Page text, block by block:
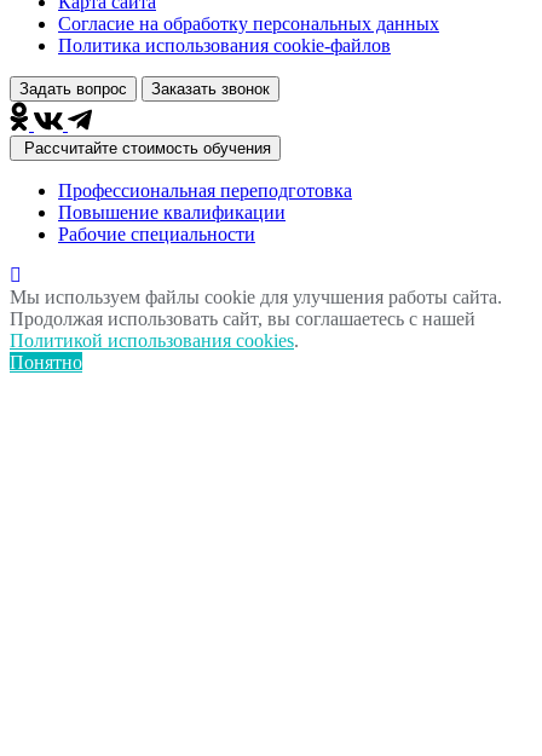
Согласие на обработку персональных данных
Политика использования сookie-файлов
Задать вопрос Заказать звонок
Рассчитайте стоимость обучения
Профессиональная переподготовка
Повышение квалификации
Рабочие специальности
Мы используем файлы cookie для улучшения работы сайта.
Продолжая использовать сайт, вы соглашаетесь с нашей
Политикой использования cookies.
Понятно